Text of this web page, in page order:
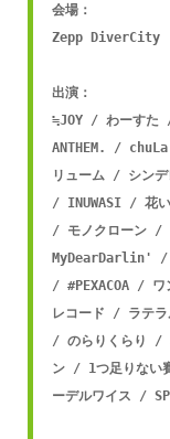
会場：
Zepp DiverCity
出演：
≒JOY / わーすた
ANTHEM. /
リューム / シン
/ INUWASI / 花
/ モノクローン /
MyDearDarlin' /
/ #PEXACOA /
レコード / ラテ
/ のらりくらり /
ン / 1つ足りない
ーデルワイス /